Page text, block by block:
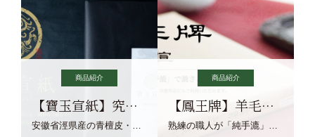
商品紹介
【寶玉宣紙】究極の純粋な宣紙を目指す寶玉宣紙
商品紹介
【鳳王牌】羊毛筆×濃墨での揮毫に最適な宣紙系画仙紙